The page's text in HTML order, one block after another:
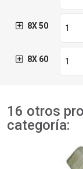
8X 50
8X 60
16 otros
categoría: